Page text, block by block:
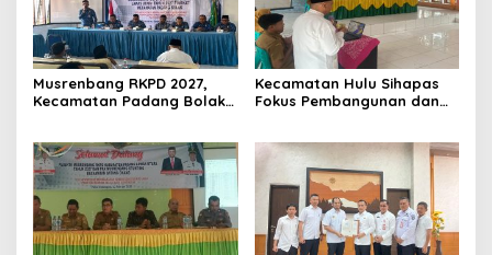
Musrenbang RKPD 2027,
Kecamatan Padang Bolak
Kecamatan Hulu Sihapas
Fokus Pembangunan dan